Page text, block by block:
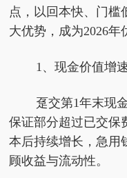
点，以回本快、门槛
大优势，成为2026年
1、现金价值增
趸交第1年末现
保证部分超过已交保
本后持续增长，急用
顾收益与流动性。